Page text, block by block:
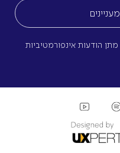
הודעות אינפורמטיביות